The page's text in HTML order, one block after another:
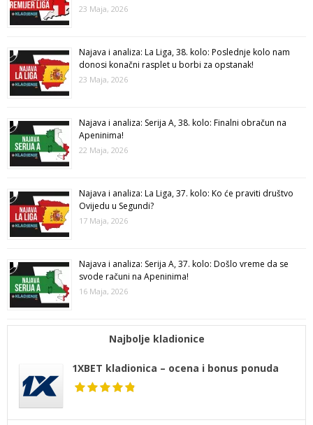
23 Maja, 2026
Najava i analiza: La Liga, 38. kolo: Poslednje kolo nam
donosi konačni rasplet u borbi za opstanak!
23 Maja, 2026
Najava i analiza: Serija A, 38. kolo: Finalni obračun na
Apeninima!
22 Maja, 2026
Najava i analiza: La Liga, 37. kolo: Ko će praviti društvo
Ovijedu u Segundi?
17 Maja, 2026
Najava i analiza: Serija A, 37. kolo: Došlo vreme da se
svode računi na Apeninima!
16 Maja, 2026
Najbolje kladionice
1XBET kladionica – ocena i bonus ponuda